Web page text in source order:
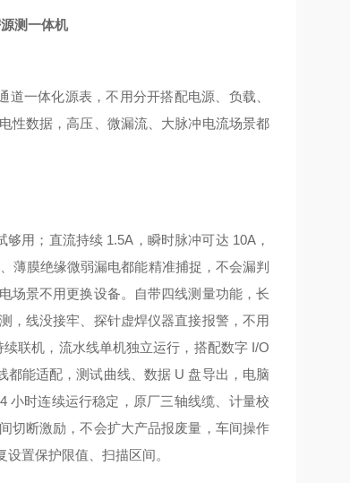
测一体机
一体化源表，不用分开搭配电源、负载、
性数据，高压、微漏流、大脉冲电流场景都
用；直流持续 1.5A，瞬时脉冲可达 10A，
薄膜绝缘微弱漏电都能精准捕捉，不会漏判
场景不用更换设备。自带四线测量功能，长
，线没接牢、探针虚焊仪器直接报警，不用
联机，流水线单机独立运行，搭配数字 I/O
能适配，测试曲线、数据 U 盘导出，电脑
小时连续运行稳定，原厂三轴线缆、计量校
切断激励，不会扩大产品报废量，车间操作
置保护限值、扫描区间。